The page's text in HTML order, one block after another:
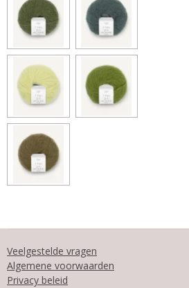
Veelgestelde vragen
Algemene voorwaarden
Privacy beleid